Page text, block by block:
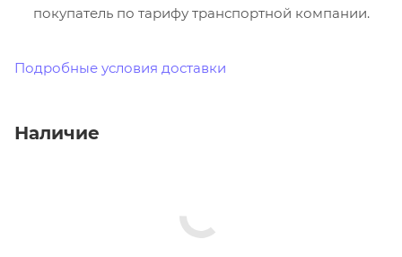
покупатель по тарифу транспортной компании.
Подробные условия доставки
Наличие